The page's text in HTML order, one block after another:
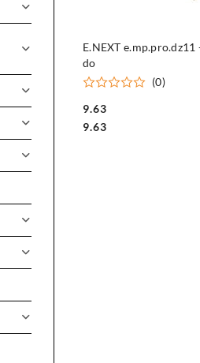
E.NEXT
do
(0)
Cena:
9.63
Cena:
9.63